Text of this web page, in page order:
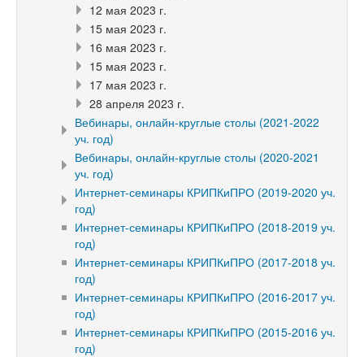
12 мая 2023 г.
15 мая 2023 г.
16 мая 2023 г.
15 мая 2023 г.
17 мая 2023 г.
28 апреля 2023 г.
Вебинары, онлайн-круглые столы (2021-2022
уч. год)
Вебинары, онлайн-круглые столы (2020-2021
уч. год)
Интернет-семинары КРИПКиПРО (2019-2020 уч.
год)
Интернет-семинары КРИПКиПРО (2018-2019 уч.
год)
Интернет-семинары КРИПКиПРО (2017-2018 уч.
год)
Интернет-семинары КРИПКиПРО (2016-2017 уч.
год)
Интернет-семинары КРИПКиПРО (2015-2016 уч.
год)